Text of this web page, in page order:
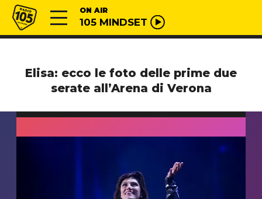
Vai al contenuto
Radio 105 ON AIR
105 MINDSET
Elisa: ecco le foto delle prime due
serate all’Arena di Verona